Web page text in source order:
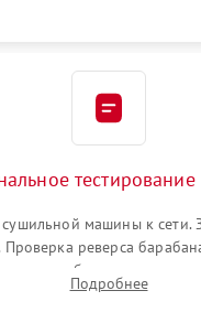
тестирование
машины к сети.
реверса
работы дренажного
отсутствия посторонних
Подробнее